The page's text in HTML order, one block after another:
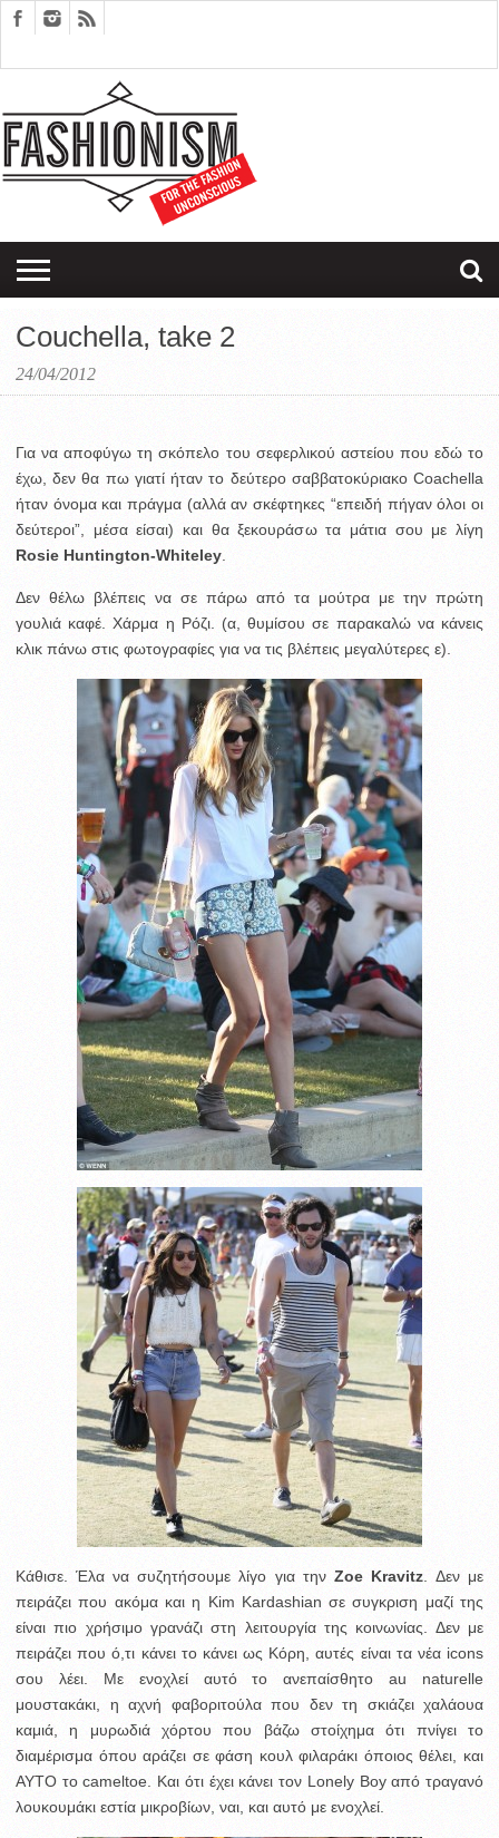
EDITORIALS
COUPLES
THERAPY
SARTORIAGRAM
Couchella, take 2
24/04/2012
Για να αποφύγω τη σκόπελο του σεφερλικού αστείου που εδώ το
έχω, δεν θα πω γιατί ήταν το δεύτερο σαββατοκύριακο Coachella
ήταν όνομα και πράγμα (αλλά αν σκέφτηκες “επειδή πήγαν όλοι οι
δεύτεροι”, μέσα είσαι) και θα ξεκουράσω τα μάτια σου με λίγη
Rosie Huntington-Whiteley
Δεν θέλω βλέπεις να σε πάρω από τα μούτρα με την πρώτη
γουλιά καφέ. Χάρμα η Ρόζι. (α, θυμίσου σε παρακαλώ να κάνεις
κλικ πάνω στις φωτογραφίες για να τις βλέπεις μεγαλύτερες ε).
Κάθισε. Έλα να συζητήσουμε λίγο για την Zoe Kravitz. Δεν με
πειράζει που ακόμα και η Kim Kardashian σε συγκριση μαζί της
είναι πιο χρήσιμο γρανάζι στη λειτουργία της κοινωνίας. Δεν με
πειράζει που ό,τι κάνει το κάνει ως Κόρη, αυτές είναι τα νέα icons
σου λέει. Με ενοχλεί αυτό το ανεπαίσθητο au naturelle
μουστακάκι, η αχνή φαβοριτούλα που δεν τη σκιάζει χαλάουα
καμιά, η μυρωδιά χόρτου που βάζω στοίχημα ότι πνίγει το
διαμέρισμα όπου αράζει σε φάση κουλ φιλαράκι όποιος θέλει, και
AYTO το cameltoe. Και ότι έχει κάνει τον Lonely Boy από τραγανό
λουκουμάκι εστία μικροβίων, ναι, και αυτό με ενοχλεί.